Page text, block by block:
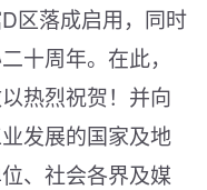
区落成启用，同时
十周年。在此，
热烈祝贺！并向
发展的国家及地
、社会各界及媒